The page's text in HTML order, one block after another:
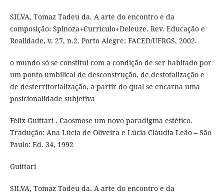
SILVA, Tomaz Tadeu da. A arte do encontro e da
composição: Spinoza+Currículo+Deleuze. Rev. Educação e
Realidade, v. 27, n.2. Porto Alegre: FACED/UFRGS, 2002.
o mundo só se constitui com a condição de ser habitado por
um ponto umbilical de desconstrução, de destotalização e
de desterritorialização, a partir do qual se encarna uma
posicionalidade subjetiva
Félix Guittari . Caosmose um novo paradigma estético.
Tradução: Ana Lúcia de Oliveira e Lúcia Cláudia Leão – São
Paulo: Ed. 34, 1992
Guittari
SILVA, Tomaz Tadeu da. A arte do encontro e da